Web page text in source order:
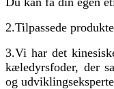
2.Tilpassede
3.Vi har det
kæledyrsfoder, der
og